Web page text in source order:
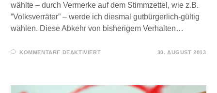
wählte – durch Vermerke auf dem Stimmzettel, wie z.B.
”Volksverräter” – werde ich diesmal gutbürgerlich-gültig
wählen. Diese Abkehr von bisherigem Verhalten…
KOMMENTARE DEAKTIVIERTFÜR
30. AUGUST 2013